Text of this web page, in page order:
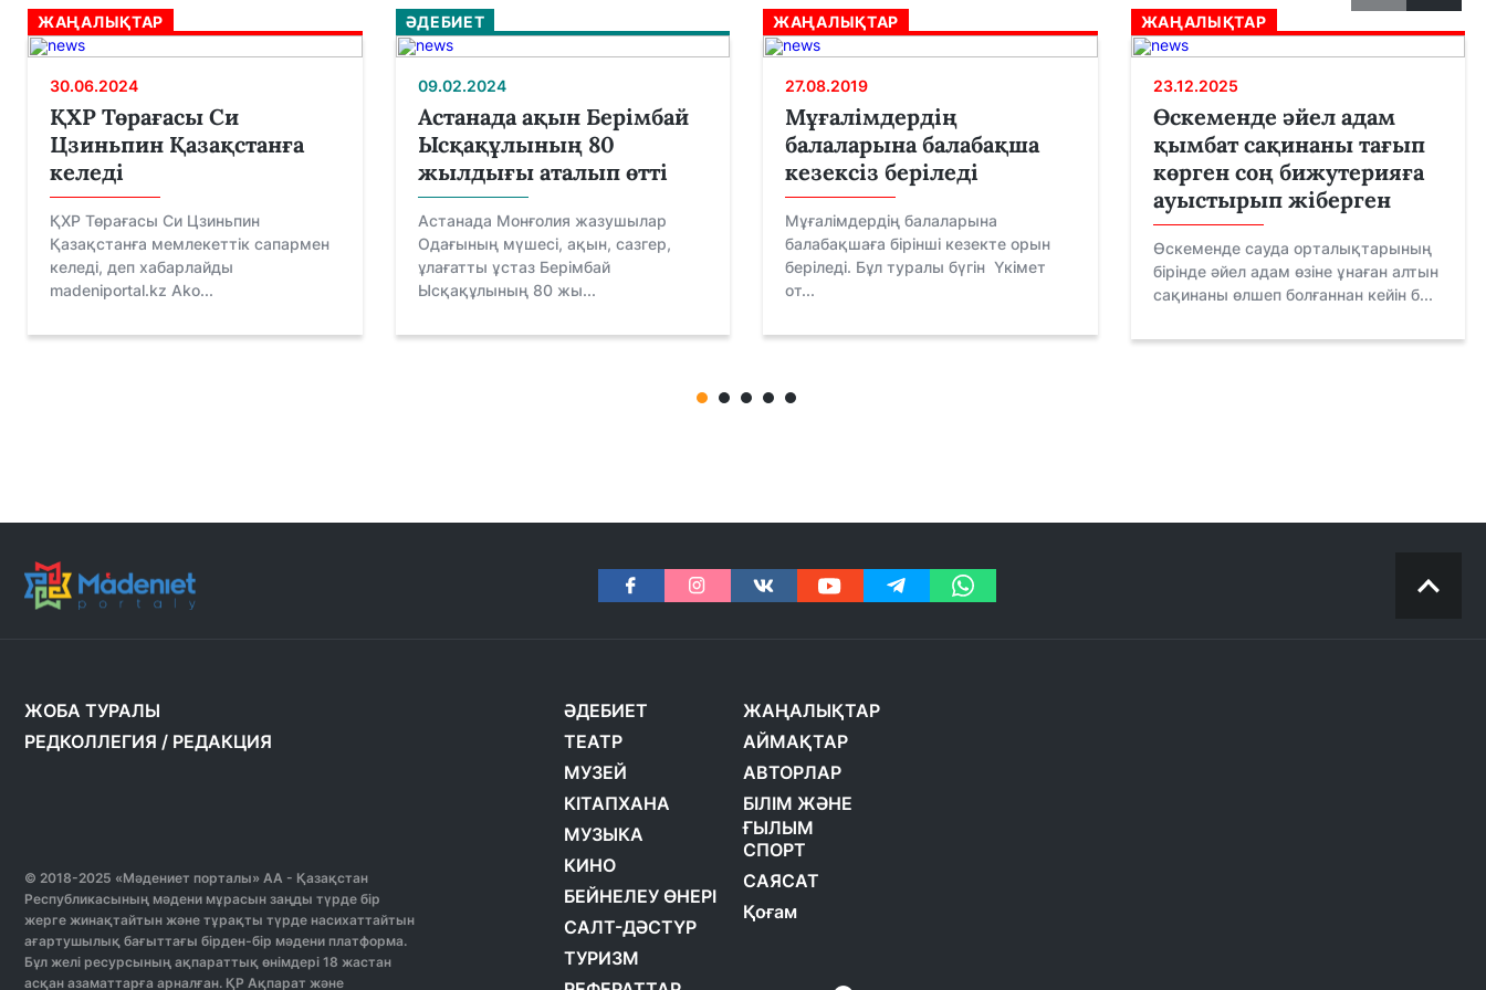
ЖАҢАЛЫҚТАР
30.06.2024
ҚХР Төрағасы Си
Цзиньпин Қазақстанға
келеді
ҚХР Төрағасы Си Цзиньпин
Қазақстанға мемлекеттік сапармен
келеді, деп хабарлайды
madeniportal.kz Аko...
ӘДЕБИЕТ
09.02.2024
Астанада ақын Берімбай
Ысқақұлының 80
жылдығы аталып өтті
Астанада Монғолия жазушылар
Одағының мүшесі, ақын, сазгер,
ұлағатты ұстаз Берімбай
Ысқақұлының 80 жы...
ЖАҢАЛЫҚТАР
27.08.2019
Мұғалімдердің
балаларына балабақша
кезексіз беріледі
Мұғалімдердің балаларына
балабақшаға бірінші кезекте орын
беріледі. Бұл туралы бүгін Үкімет
от...
ЖАҢАЛЫҚТАР
23.12.2025
Өскеменде әйел адам
қымбат сақинаны тағып
көрген соң бижутерияға
ауыстырып жіберген
Өскеменде сауда орталықтарының
бірінде әйел адам өзіне ұнаған алтын
сақинаны өлшеп болғаннан кейін б...
ЖОБА ТУРАЛЫ
РЕДКОЛЛЕГИЯ / РЕДАКЦИЯ
© 2018-2025 «Мәдениет порталы» АА - Қазақстан
Республикасының мәдени мұрасын заңды түрде бір
жерге жинақтайтын және тұрақты түрде насихаттайтын
ағартушылық бағыттағы бірден-бір мәдени платформа.
Бұл желі ресурсының ақпараттық өнімдері 18 жастан
асқан азаматтарға арналған. ҚР Ақпарат және
ӘДЕБИЕТ
ТЕАТР
МУЗЕЙ
КІТАПХАНА
МУЗЫКА
КИНО
БЕЙНЕЛЕУ ӨНЕРІ
САЛТ-ДӘСТҮР
ТУРИЗМ
ЖАҢАЛЫҚТАР
АЙМАҚТАР
АВТОРЛАР
БІЛІМ ЖӘНЕ
ҒЫЛЫМ
СПОРТ
САЯСАТ
Қоғам